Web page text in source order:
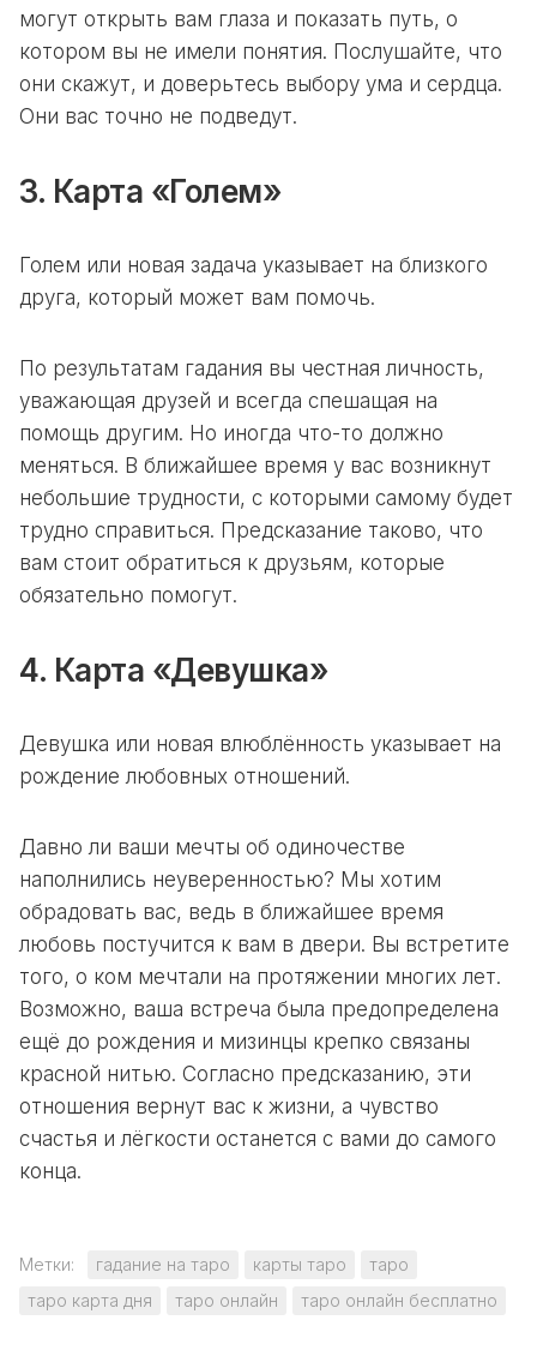
могут открыть вам глаза и показать путь, о
котором вы не имели понятия. Послушайте, что
они скажут, и доверьтесь выбору ума и сердца.
Они вас точно не подведут.
3. Карта «Голем»
Голем или новая задача указывает на близкого
друга, который может вам помочь.
По результатам гадания вы честная личность,
уважающая друзей и всегда спешащая на
помощь другим. Но иногда что-то должно
меняться. В ближайшее время у вас возникнут
небольшие трудности, с которыми самому будет
трудно справиться. Предсказание таково, что
вам стоит обратиться к друзьям, которые
обязательно помогут.
4. Карта «Девушка»
Девушка или новая влюблённость указывает на
рождение любовных отношений.
Давно ли ваши мечты об одиночестве
наполнились неуверенностью? Мы хотим
обрадовать вас, ведь в ближайшее время
любовь постучится к вам в двери. Вы встретите
того, о ком мечтали на протяжении многих лет.
Возможно, ваша встреча была предопределена
ещё до рождения и мизинцы крепко связаны
красной нитью. Согласно предсказанию, эти
отношения вернут вас к жизни, а чувство
счастья и лёгкости останется с вами до самого
конца.
Метки: гадание на таро карты таро
таро
таро карта дня
таро онлайн таро онлайн бесплатно